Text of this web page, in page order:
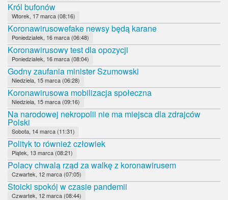
Król bufonów
Wtorek, 17 marca (08:16)
Koronawirusowefake newsy będą karane
Poniedziałek, 16 marca (06:48)
Koronawirusowy test dla opozycji
Poniedziałek, 16 marca (08:04)
Godny zaufania minister Szumowski
Niedziela, 15 marca (06:28)
Koronawirusowa mobilizacja społeczna
Niedziela, 15 marca (09:16)
Na narodowej nekropolii nie ma miejsca dla zdrajców
Polski
Sobota, 14 marca (11:31)
Polityk to również człowiek
Piątek, 13 marca (08:21)
Polacy chwalą rząd za walkę z koronawirusem
Czwartek, 12 marca (07:05)
Stoicki spokój w czasie pandemii
Czwartek, 12 marca (08:44)